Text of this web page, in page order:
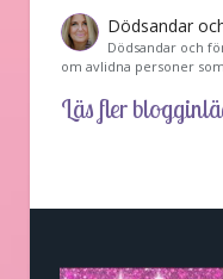
Dödsandar
Dödsandar och
om avlidna personer
Läs fler